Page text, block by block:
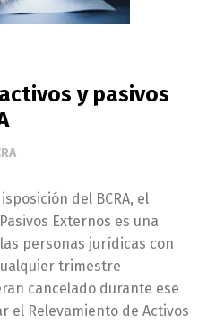
y pasivos
del BCRA, el
Externos es una
personas jurídicas con
trimestre
cancelado durante ese
el Relevamiento de Activos